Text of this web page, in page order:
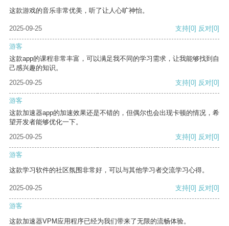
这款游戏的音乐非常优美，听了让人心旷神怡。
2025-09-25 支持[0] 反对[0]
游客
这款app的课程非常丰富，可以满足我不同的学习需求，让我能够找到自
己感兴趣的知识。
2025-09-25
支持[0] 反对[0]
游客
这款加速器app的加速效果还是不错的，但偶尔也会出现卡顿的情况，希
望开发者能够优化一下。
2025-09-25
支持[0] 反对[0]
游客
这款学习软件的社区氛围非常好，可以与其他学习者交流学习心得。
2025-09-25 支持[0] 反对[0]
游客
这款加速器VPM应用程序已经为我们带来了无限的流畅体验。